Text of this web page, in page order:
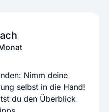
Nimm deine
selbst in die Hand!
du den Überblick